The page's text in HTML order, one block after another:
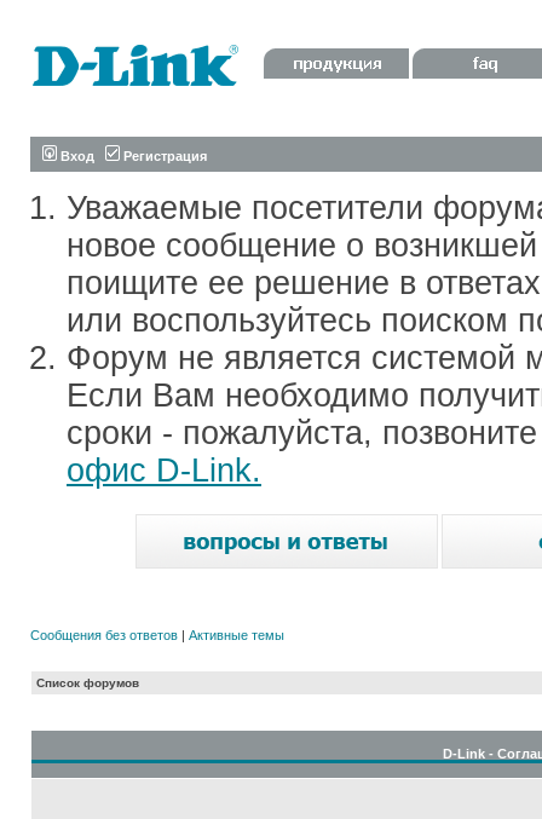
Вход Регистрация
Уважаемые посетители
новое сообщение о
поищите ее решение в
или воспользуйтесь поиском
Форум не является системой
Если Вам необходимо
сроки - пожалуйста,
офис D-Link.
Сообщения без ответов | Активные темы
Список форумов
D-Link -